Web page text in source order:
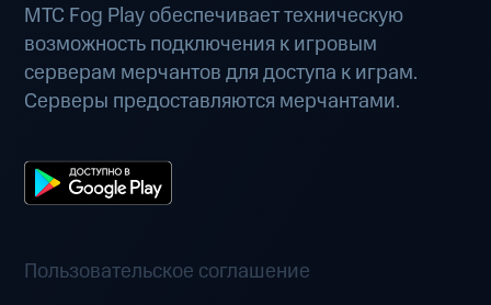
МТС Fog Play обеспечивает техническую
возможность подключения к игровым
серверам мерчантов для доступа к играм.
Серверы предоставляются мерчантами.
Пользовательское соглашение